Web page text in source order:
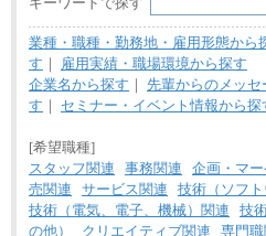
業種・職種・勤務地・雇用形態から
す ｜
雇用実績・職場環境から探す
企業名から探す ｜ 先輩からのメッセ
す ｜ セミナー・イベント情報から探
[希望職種]
スタッフ関連
事務関連 企画・マ
売関連
サービス関連
技術（ソフ
技術（電気、電子、機械）関連
技
の他）
クリエイティブ関連 専門